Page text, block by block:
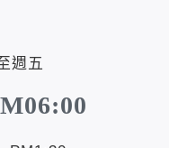
週五